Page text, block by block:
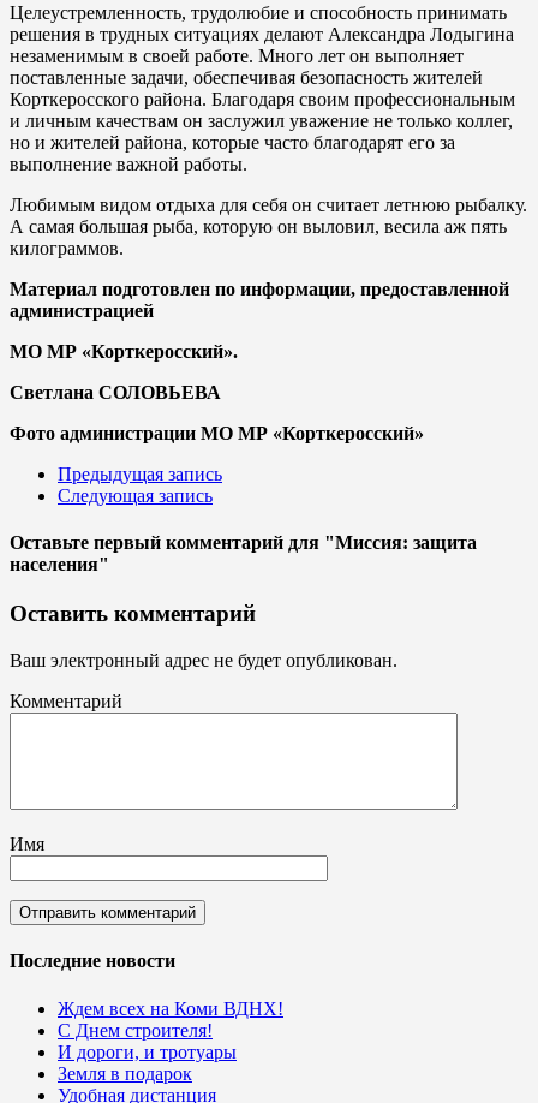
Целеустремленность, трудолюбие и способность принимать
решения в трудных ситуациях делают Александра Лодыгина
незаменимым в своей работе. Много лет он выполняет
поставленные задачи, обеспечивая безопасность жителей
Корткеросского района. Благодаря своим профессиональным
и личным качествам он заслужил уважение не только коллег,
но и жителей района, которые часто благодарят его за
выполнение важной работы.
Любимым видом отдыха для себя он считает летнюю рыбалку.
А самая большая рыба, которую он выловил, весила аж пять
килограммов.
Материал подготовлен по информации, предоставленной
администрацией
МО МР «Корткеросский».
Светлана СОЛОВЬЕВА
Фото администрации МО МР «Корткеросский»
Предыдущая запись
Следующая запись
Оставьте первый комментарий для "Миссия: защита
населения"
Оставить комментарий
Ваш электронный адрес не будет опубликован.
Комментарий
Имя
Последние новости
Ждем всех на Коми ВДНХ!
С Днем строителя!
И дороги, и тротуары
Земля в подарок
Удобная дистанция